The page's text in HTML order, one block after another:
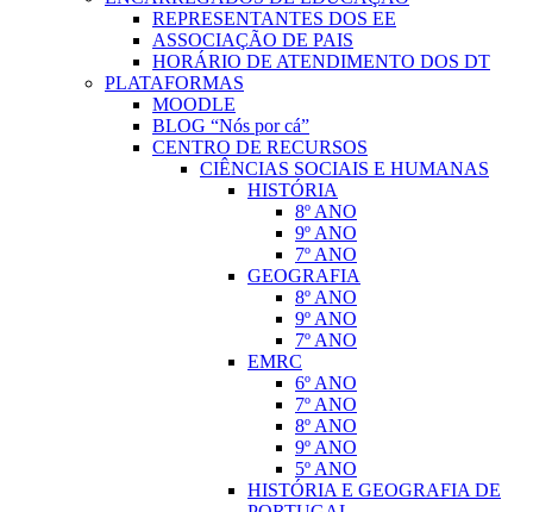
REPRESENTANTES DOS EE
ASSOCIAÇÃO DE PAIS
HORÁRIO DE ATENDIMENTO DOS DT
PLATAFORMAS
MOODLE
BLOG “Nós por cá”
CENTRO DE RECURSOS
CIÊNCIAS SOCIAIS E HUMANAS
HISTÓRIA
8º ANO
9º ANO
7º ANO
GEOGRAFIA
8º ANO
9º ANO
7º ANO
EMRC
6º ANO
7º ANO
8º ANO
9º ANO
5º ANO
HISTÓRIA E GEOGRAFIA DE